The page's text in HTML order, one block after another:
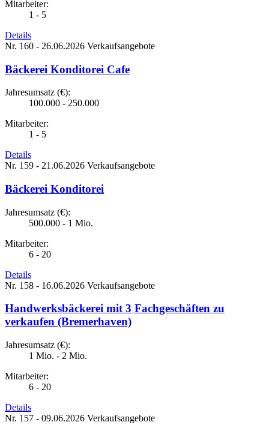
Mitarbeiter:
1 - 5
Details
Nr. 160 - 26.06.2026 Verkaufsangebote
Bäckerei Konditorei Cafe
Jahresumsatz (€):
100.000 - 250.000
Mitarbeiter:
1 - 5
Details
Nr. 159 - 21.06.2026 Verkaufsangebote
Bäckerei Konditorei
Jahresumsatz (€):
500.000 - 1 Mio.
Mitarbeiter:
6 - 20
Details
Nr. 158 - 16.06.2026 Verkaufsangebote
Handwerksbäckerei mit 3 Fachgeschäften zu
verkaufen (Bremerhaven)
Jahresumsatz (€):
1 Mio. - 2 Mio.
Mitarbeiter:
6 - 20
Details
Nr. 157 - 09.06.2026 Verkaufsangebote